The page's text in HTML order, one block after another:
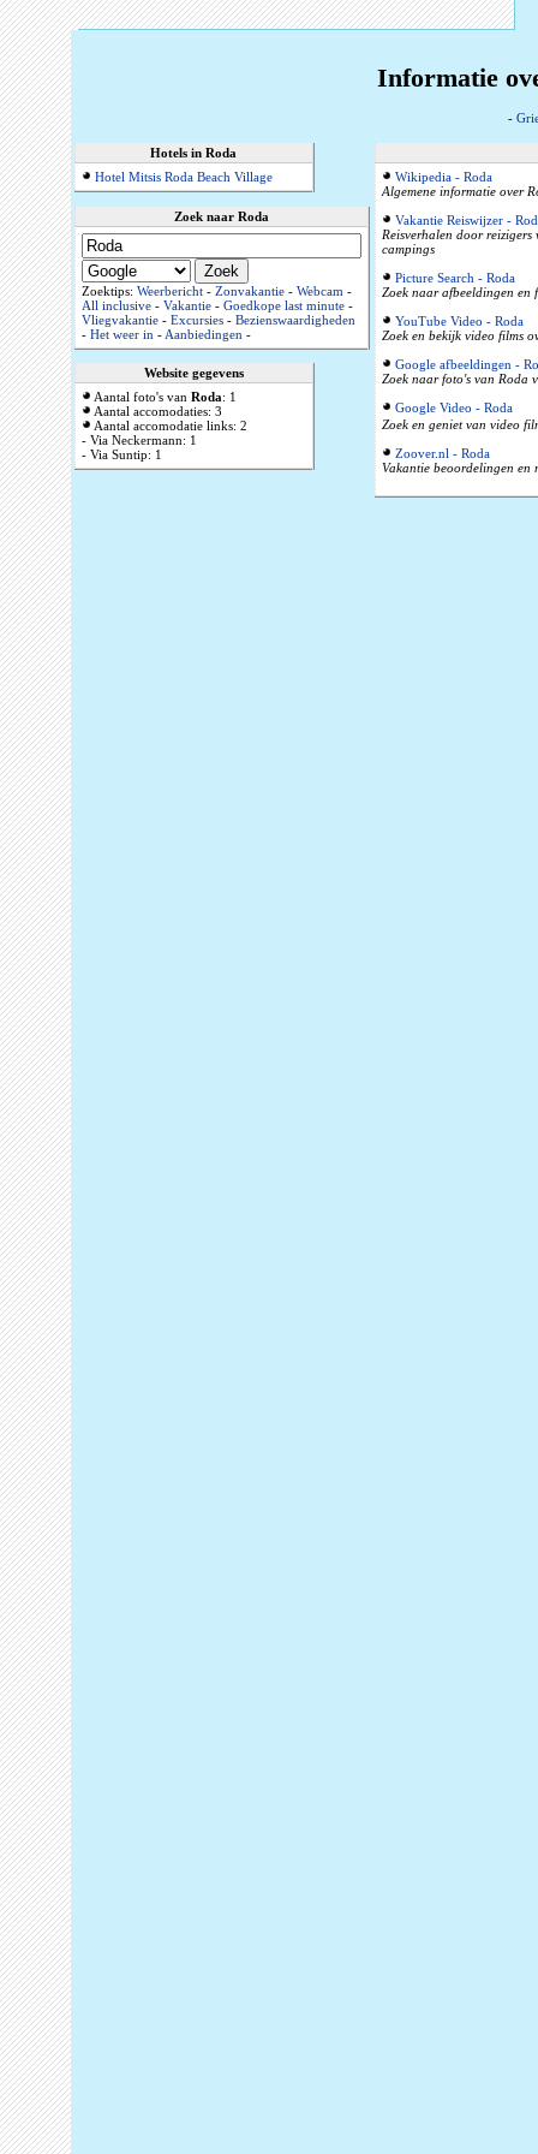
Informatie
-
Hotels in Roda
Hotel Mitsis Roda Beach Village
Zoek naar Roda
Zoektips: Weerbericht- Zonvakantie- Webcam-
All inclusive- Vakantie- Goedkope last minute-
Vliegvakantie- Excursies- Bezienswaardigheden
- Het weer in-Aanbiedingen-
Website gegevens
Aantal foto's van Roda: 1
Aantal accomodaties: 3
Aantal accomodatie links: 2
- Via Neckermann: 1
- Via Suntip: 1
Wikipedia - Roda
Algemene informatie over
Vakantie Reiswijzer -
Reisverhalen door reizigers
campings
Picture Search - Roda
Zoek naar afbeeldingen en
YouTube Video - Roda
Zoek en bekijk video films
Google afbeeldingen -
Zoek naar foto's van Roda
Google Video - Roda
Zoek en geniet van video
Zoover.nl - Roda
Vakantie beoordelingen en